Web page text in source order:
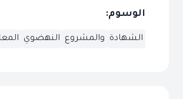
الوسوم:
الشهادة والمشروع النهضوي